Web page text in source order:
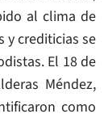
al clima de
y crediticias se
El 18 de
Méndez,
como